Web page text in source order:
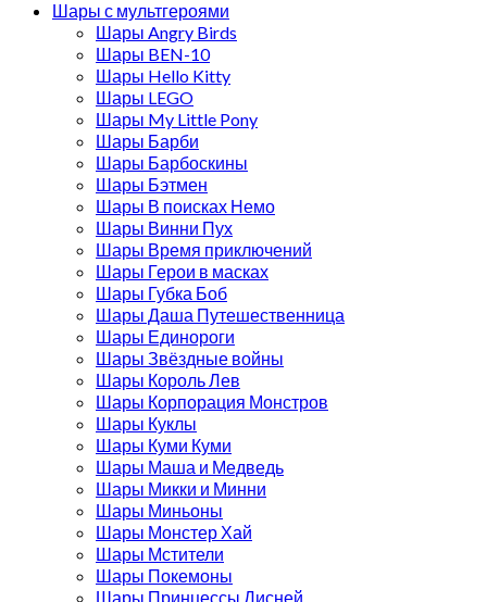
Шары с мультгероями
Шары Angry Birds
Шары BEN-10
Шары Hello Kitty
Шары LEGO
Шары My Little Pony
Шары Барби
Шары Барбоскины
Шары Бэтмен
Шары В поисках Немо
Шары Винни Пух
Шары Время приключений
Шары Герои в масках
Шары Губка Боб
Шары Даша Путешественница
Шары Единороги
Шары Звёздные войны
Шары Король Лев
Шары Корпорация Монстров
Шары Куклы
Шары Куми Куми
Шары Маша и Медведь
Шары Микки и Минни
Шары Миньоны
Шары Монстер Хай
Шары Мстители
Шары Покемоны
Шары Принцессы Дисней